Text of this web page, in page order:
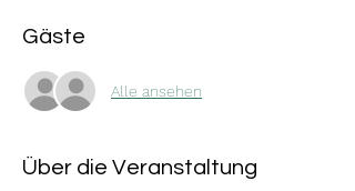
Gäste
Alle ansehen
Über die Veranstaltung